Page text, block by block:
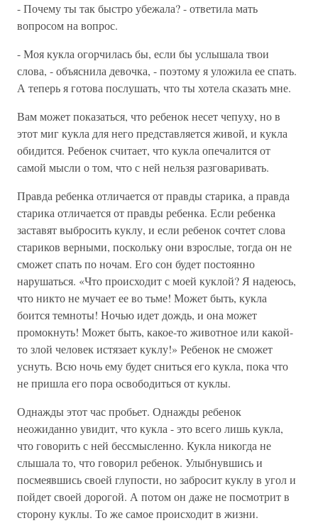
- Почему ты так быстро убежала? - ответила мать
вопросом на вопрос.
- Моя кукла огорчилась бы, если бы услышала твои
слова, - объяснила девочка, - поэтому я уложила ее спать.
А теперь я готова послушать, что ты хотела сказать мне.
Вам может показаться, что ребенок несет чепуху, но в
этот миг кукла для него представляется живой, и кукла
обидится. Ребенок считает, что кукла опечалится от
самой мысли о том, что с ней нельзя разговаривать.
Правда ребенка отличается от правды старика, а правда
старика отличается от правды ребенка. Если ребенка
заставят выбросить куклу, и если ребенок сочтет слова
стариков верными, поскольку они взрослые, тогда он не
сможет спать по ночам. Его сон будет постоянно
нарушаться. «Что происходит с моей куклой? Я надеюсь,
что никто не мучает ее во тьме! Может быть, кукла
боится темноты! Ночью идет дождь, и она может
промокнуть! Может быть, какое-то животное или какой-
то злой человек истязает куклу!» Ребенок не сможет
уснуть. Всю ночь ему будет сниться его кукла, пока что
не пришла его пора освободиться от куклы.
Однажды этот час пробьет. Однажды ребенок
неожиданно увидит, что кукла - это всего лишь кукла,
что говорить с ней бессмысленно. Кукла никогда не
слышала то, что говорил ребенок. Улыбнувшись и
посмеявшись своей глупости, но забросит куклу в угол и
пойдет своей дорогой. А потом он даже не посмотрит в
сторону куклы. То же самое происходит в жизни.